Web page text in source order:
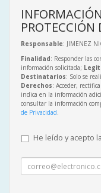
PROTECCIÓN
Responsable: JIMENEZ
Finalidad: Responder las
información solicitada;
Destinatarios: Solo se
Derechos: Acceder,
indica en la información
consultar la información
de Privacidad.
He leído y acepto la